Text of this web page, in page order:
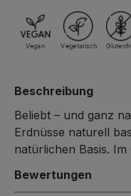
Beschreibung
Beliebt – und ganz
Erdnüsse naturell
natürlichen Basis. Im
Bewertungen